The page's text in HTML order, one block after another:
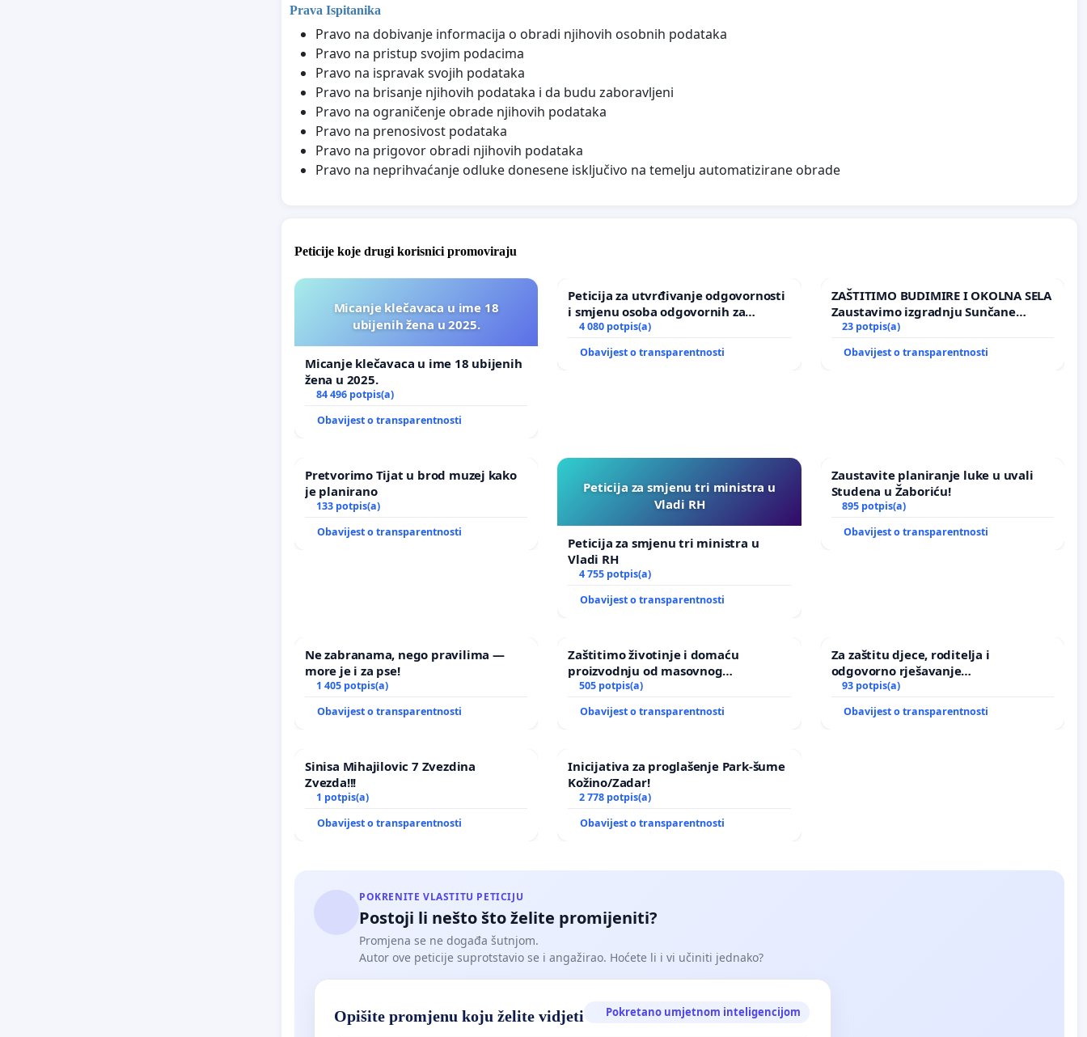
Prava Ispitanika
Pravo na dobivanje informacija o obradi njihovih osobnih podataka
Pravo na pristup svojim podacima
Pravo na ispravak svojih podataka
Pravo na brisanje njihovih podataka i da budu zaboravljeni
Pravo na ograničenje obrade njihovih podataka
Pravo na prenosivost podataka
Pravo na prigovor obradi njihovih podataka
Pravo na neprihvaćanje odluke donesene isključivo na temelju automatizirane obrade
Peticije koje drugi korisnici promoviraju
Micanje klečavaca u ime 18
ubijenih žena u 2025.
Micanje klečavaca u ime 18 ubijenih
žena u 2025.
84 496 potpis(a)
Obavijest o transparentnosti
Peticija za utvrđivanje odgovornosti
i smjenu osoba odgovornih za
incident u Zoološkom vrtu Grada
Zagreba
4 080 potpis(a)
Obavijest o transparentnosti
ZAŠTITIMO BUDIMIRE I OKOLNA SELA
Zaustavimo izgradnju Sunčane
elektrane Vedrine na području
Ugljana
23 potpis(a)
Obavijest o transparentnosti
Pretvorimo Tijat u brod muzej kako
je planirano
133 potpis(a)
Obavijest o transparentnosti
Peticija za smjenu tri ministra u
Vladi RH
Peticija za smjenu tri ministra u
Vladi RH
4 755 potpis(a)
Obavijest o transparentnosti
Zaustavite planiranje luke u uvali
Studena u Žaboriću!
895 potpis(a)
Obavijest o transparentnosti
Ne zabranama, nego pravilima —
more je i za pse!
1 405 potpis(a)
Obavijest o transparentnosti
Zaštitimo životinje i domaću
proizvodnju od masovnog
uništavanja zbog afričke svinjske
kuge
505 potpis(a)
Obavijest o transparentnosti
Za zaštitu djece, roditelja i
odgovorno rješavanje
maloljetničkog nasilja
93 potpis(a)
Obavijest o transparentnosti
Sinisa Mihajilovic 7 Zvezdina
Zvezda!!!
1 potpis(a)
Obavijest o transparentnosti
Inicijativa za proglašenje Park-šume
Kožino/Zadar!
2 778 potpis(a)
Obavijest o transparentnosti
POKRENITE VLASTITU PETICIJU
Postoji li nešto što želite promijeniti?
Promjena se ne događa šutnjom.
Autor ove peticije suprotstavio se i angažirao. Hoćete li i vi učiniti jednako?
Opišite promjenu koju želite vidjeti Pokretano umjetnom inteligencijom